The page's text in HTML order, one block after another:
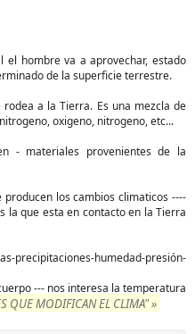
hombre va a aprovechar, estado
de la superficie terrestre.
a la Tierra. Es una mezcla de
oxigeno, nitrogeno, etc...
- materiales provenientes de la
los cambios climaticos ----
la que esta en contacto en la Tierra
humedad-presión-
--- nos interesa la temperatura
QUE MODIFICAN EL CLIMA" »